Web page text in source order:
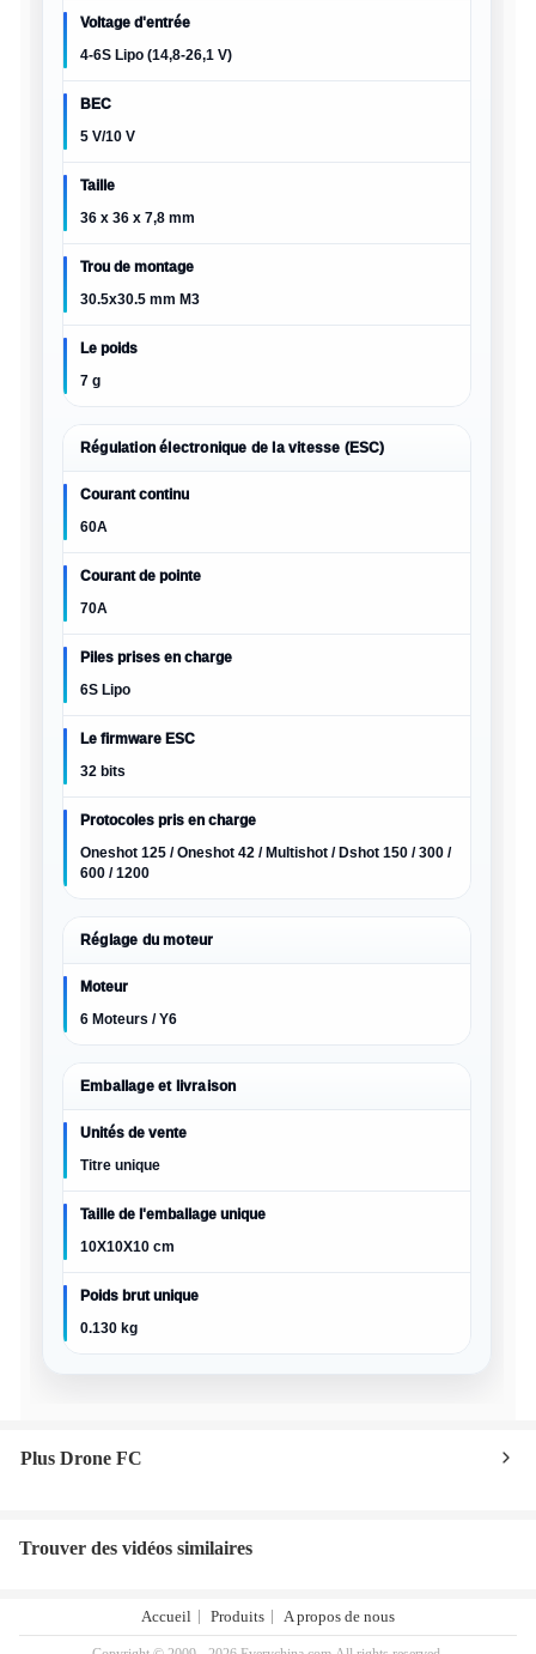
Voltage d'entrée
4-6S Lipo (14,8-26,1 V)
BEC
5 V/10 V
Taille
36 x 36 x 7,8 mm
Trou de montage
30.5x30.5 mm M3
Le poids
7 g
Régulation électronique de la vitesse (ESC)
Courant continu
60A
Courant de pointe
70A
Piles prises en charge
6S Lipo
Le firmware ESC
32 bits
Protocoles pris en charge
Oneshot 125 / Oneshot 42 / Multishot / Dshot 150 / 300 /
600 / 1200
Réglage du moteur
Moteur
6 Moteurs / Y6
Emballage et livraison
Unités de vente
Titre unique
Taille de l'emballage unique
10X10X10 cm
Poids brut unique
0.130 kg
Plus Drone FC
Trouver des vidéos similaires
Accueil Produits A propos de nous